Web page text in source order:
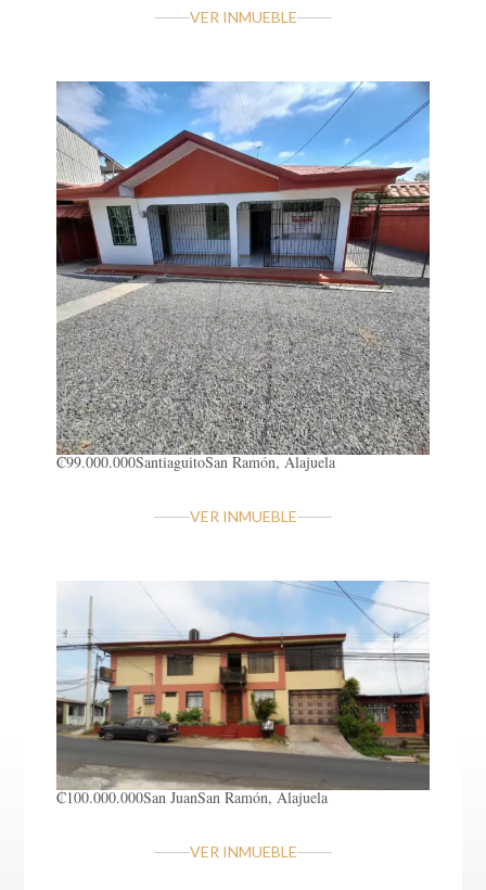
VER INMUEBLE
₡99.000.000SantiaguitoSan Ramón, Alajuela
VER INMUEBLE
₡100.000.000San JuanSan Ramón, Alajuela
VER INMUEBLE